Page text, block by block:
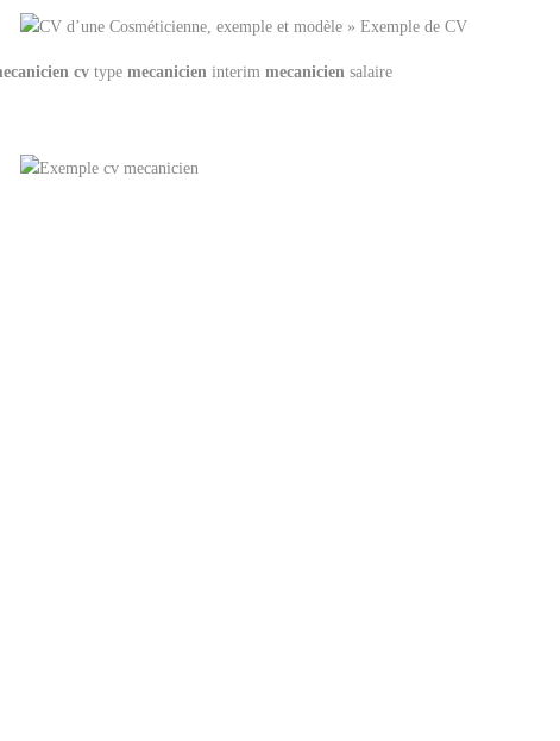
cv typemecanicien interimmecanicien salaire